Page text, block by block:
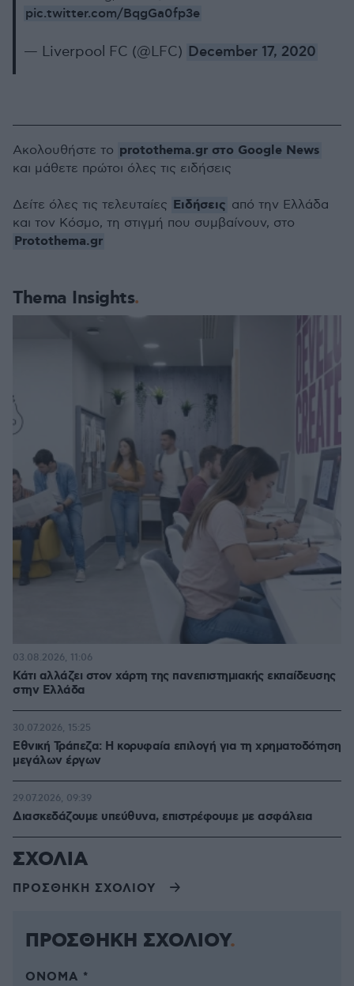
pic.twitter.com/BqgGa0fp3e
— Liverpool FC (@LFC) December 17, 2020
Thema Insights
Κάτι αλλάζει στον χάρτη της πανεπιστημιακής εκπαίδευσης
στην Ελλάδα
03.08.2026, 11:06
Εθνική Τράπεζα: Η κορυφαία επιλογή για τη χρηματοδότηση
μεγάλων έργων
30.07.2026, 15:25
Διασκεδάζουμε υπεύθυνα, επιστρέφουμε με ασφάλεια
29.07.2026, 09:39
Ακολουθήστε το protothema.gr στο Google News
και μάθετε πρώτοι όλες τις ειδήσεις
Δείτε όλες τις τελευταίες Ειδήσεις από την Ελλάδα
και τον Κόσμο, τη στιγμή που συμβαίνουν, στο
Protothema.gr
ΣΧΟΛΙΑ
ΠΡΟΣΘΗΚΗ ΣΧΟΛΙΟΥ
ΠΡΟΣΘΗΚΗ ΣΧΟΛΙΟΥ
ΌΝΟΜΑ *